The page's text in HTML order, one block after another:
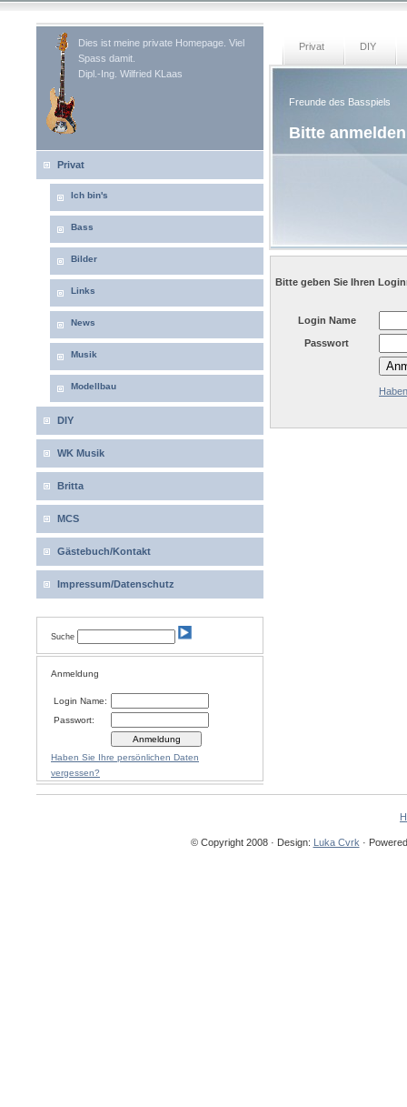
Privat DIY
Dies ist meine private Homepage. Viel
Spass damit.
Dipl.-Ing. Wilfried KLaas
Freunde des Basspiels
Bitte anmelden
Privat
Ich bin's
Bass
Bilder
Links
News
Musik
Modellbau
DIY
WK Musik
Britta
MCS
Gästebuch/Kontakt
Impressum/Datenschutz
Suche
Anmeldung
Login Name:
Passwort:
Haben Sie Ihre persönlichen Daten
vergessen?
Bitte geben Sie Ihren
Login Name
Passwort
© Copyright 2008 · Design: Luka Cvrk·